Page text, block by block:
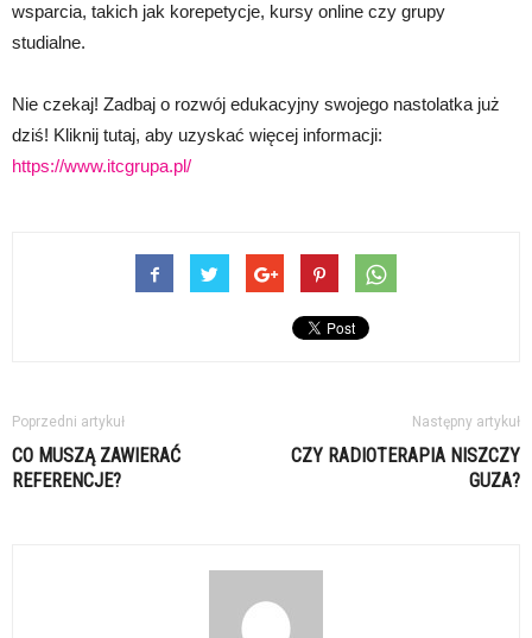
wsparcia, takich jak korepetycje, kursy online czy grupy
studialne.
Nie czekaj! Zadbaj o rozwój edukacyjny swojego nastolatka już
dziś! Kliknij tutaj, aby uzyskać więcej informacji:
https://www.itcgrupa.pl/
Poprzedni artykuł
CO MUSZĄ ZAWIERAĆ
REFERENCJE?
Następny artykuł
CZY RADIOTERAPIA NISZCZY
GUZA?